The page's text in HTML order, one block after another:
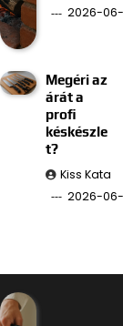
2026-
Megéri az
árát a
profi
késkészle
t?
Kiss Kata
2026-06-